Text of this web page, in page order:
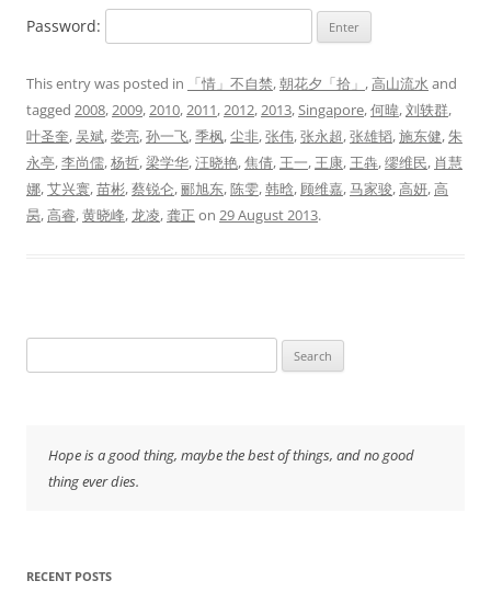
Password:
This entry was posted in 「情」不自禁,朝花夕「拾」 ,高山流水 and
tagged 2008,2009,2010,2011,2012,2013,Singapore,何暐,刘轶群,
叶圣奎,吴斌,娄亮,孙一飞,季枫,尘非,张伟,张永超,张雄韬,施东健,朱
永亭,李尚儒,杨哲,梁学华,汪晓艳,焦倩, 王一, 王康, 王犇,缪维民, 肖慧
娜,艾兴寰,苗彬,蔡锐仑,郦旭东,陈雯,韩晗, 顾维嘉,马家骏,高妍,高
昺,高睿,黄晓峰,龙凌,龚正 on 29 August 2013.
for:
Hope is a good thing, maybe the best of things, and no good
thing ever dies.
RECENT POSTS